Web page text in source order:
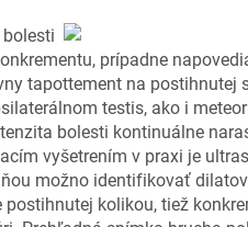
prípadne
tapottement na postihnutej
testis, ako i
bolesti kontinuálne
vyšetrením v praxi je
možno identifikovať
kolikou, tiež